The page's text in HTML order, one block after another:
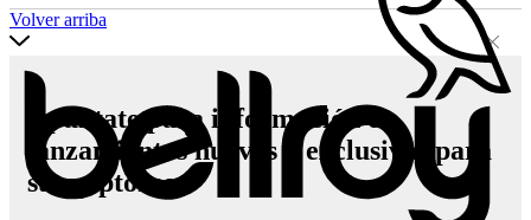
Volver arriba
Apúntate para información de
lanzamientos nuevos y exclusivas para
suscriptores